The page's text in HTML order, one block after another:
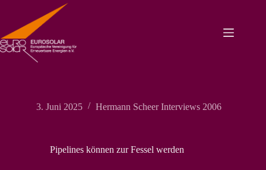
springen
3. Juni 2025 Hermann Scheer Interviews 2006
Pipelines können zur Fessel werden